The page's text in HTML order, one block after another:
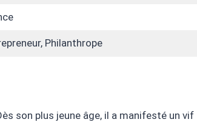
Philanthrope
son plus jeune âge, il a manifesté un vif